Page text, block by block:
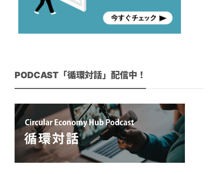
PODCAST「循環対話」配信中！